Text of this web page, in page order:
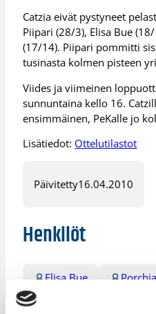
Catzia eivät pystyneet
Piipari (28/3), Elisa Bue
(17/14). Piipari pommitti
tusinasta kolmen pisteen
Viides ja viimeinen
sunnuntaina kello 16.
ensimmäinen, PeKalle jo
Lisätiedot: Ottelutilastot
Päivitetty16.04.2010
Henkilöt
Elisa Bue